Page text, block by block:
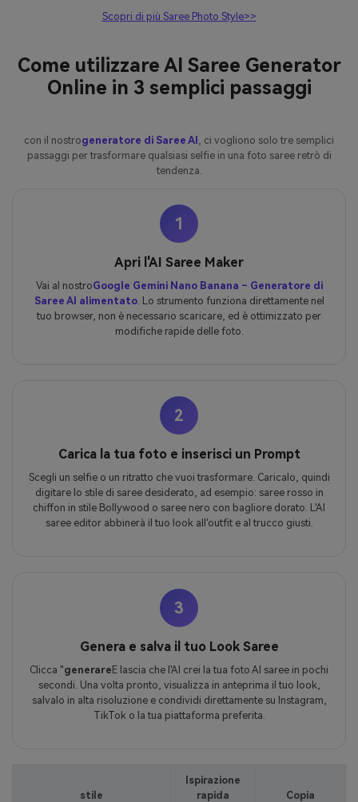
Scopri di più Saree Photo Style>>
Come utilizzare AI Saree Generator
Online in 3 semplici passaggi
con il nostrogeneratore di Saree AI
, ci vogliono solo tre semplici
passaggi per trasformare qualsiasi selfie in una foto saree retrò di
tendenza.
1
Apri l'AI Saree Maker
Vai al nostroGoogle Gemini Nano Banana – Generatore di
Saree AI alimentato. Lo strumento funziona direttamente nel
tuo browser, non è necessario scaricare, ed è ottimizzato per
modifiche rapide delle foto.
2
Carica la tua foto e inserisci un Prompt
Scegli un selfie o un ritratto che vuoi trasformare. Caricalo, quindi
digitare lo stile di saree desiderato, ad esempio: saree rosso in
chiffon in stile Bollywood o saree nero con bagliore dorato. L'AI
saree editor abbinerà il tuo look all'outfit e al trucco giusti.
3
Genera e salva il tuo Look Saree
Clicca "generareE lascia che l'AI crei la tua foto AI saree in pochi
secondi. Una volta pronto, visualizza in anteprima il tuo look,
salvalo in alta risoluzione e condividi direttamente su Instagram,
TikTok o la tua piattaforma preferita.
stile
Ispirazione
rapida
Copia